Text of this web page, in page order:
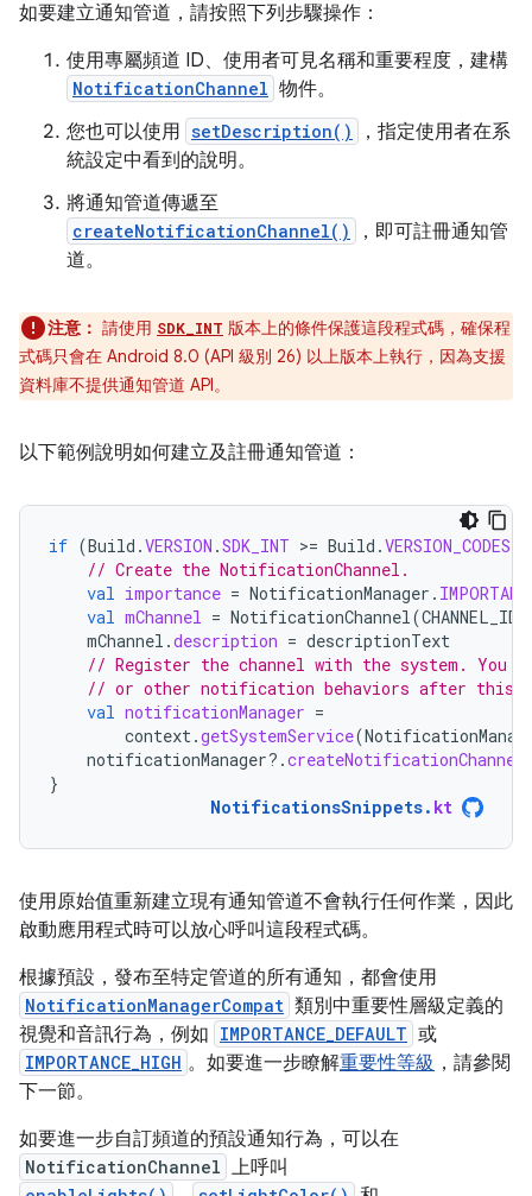
如要建立通知管道，請按照下列步驟操作：
使用專屬頻道 ID、使用者可見名稱和重要程度，建構
NotificationChannel 物件。
您也可以使用 setDescription()
，指定使用者在系
統設定中看到的說明。
將通知管道傳遞至
createNotificationChannel()
，即可註冊通知管
道。
注意： 請使用 SDK_INT 版本上的條件保護這段程式碼，確保程
式碼只會在 Android 8.0 (API 級別 26) 以上版本上執行，因為支援
資料庫不提供通知管道 API。
以下範例說明如何建立及註冊通知管道：
if (Build .VERSION .SDK_INT >= Build .VERSION_CODES
// Create the NotificationChannel.
val importance = NotificationManager .
val mChannel = NotificationChannel(CHANNEL_ID
mChannel .description = descriptionText
// Register the channel with the system. You
// or other notification behaviors after this.
val notificationManager =
context.getSystemService(
notificationManager?.createNotificationChannel
}
NotificationsSnippets. kt
使用原始值重新建立現有通知管道不會執行任何作業，因此
啟動應用程式時可以放心呼叫這段程式碼。
根據預設，發布至特定管道的所有通知，都會使用
NotificationManagerCompat 類別中重要性層級定義的
視覺和音訊行為，例如 IMPORTANCE_DEFAULT 或
IMPORTANCE_HIGH 。如要進一步瞭解重要性等級 ，請參閱
下一節。
如要進一步自訂頻道的預設通知行為，可以在
NotificationChannel 上呼叫